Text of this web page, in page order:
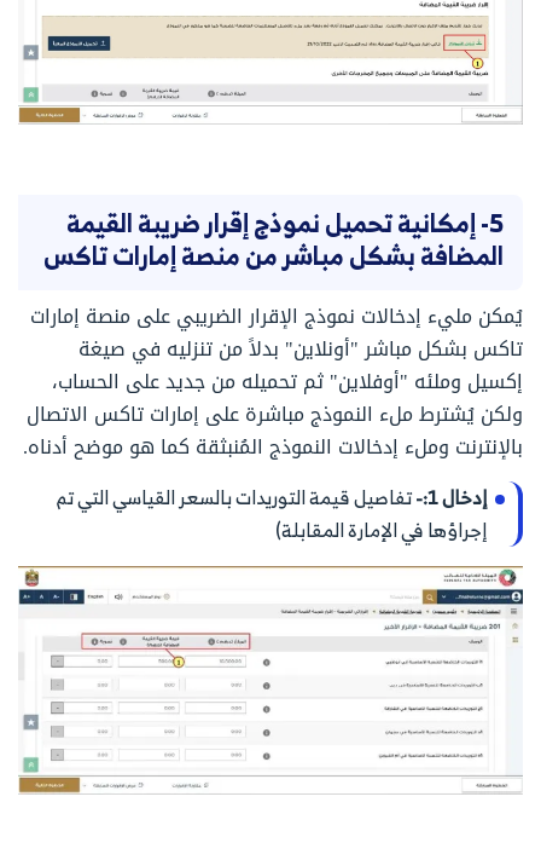
5- إمكانية تحميل نموذج إقرار ضريبة القيمة
المضافة بشكل مباشر من منصة إمارات تاكس
يُمكن مليء إدخالات نموذج الإقرار الضريبي على منصة إمارات
تاكس بشكل مباشر "أونلاين" بدلاً من تنزليه في صيغة
إكسيل وملئه "أوفلاين" ثم تحميله من جديد على الحساب،
ولكن يُشترط ملء النموذج مباشرة على إمارات تاكس الاتصال
بالإنترنت وملء إدخالات النموذج المُنبثقة كما هو موضح أدناه.
إدخال 1:-
تفاصيل قيمة التوريدات بالسعر القياسي التي تم
إجراؤها في الإمارة المقابلة)